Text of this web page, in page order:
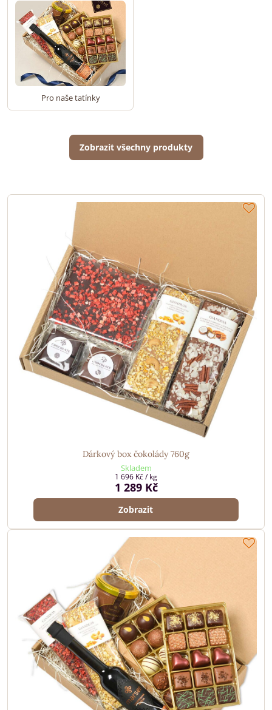
Pro naše tatínky
Zobrazit všechny produkty
Dárkový box čokolády 760g
Skladem
1 289 Kč
1 696 Kč/ kg
Zobrazit